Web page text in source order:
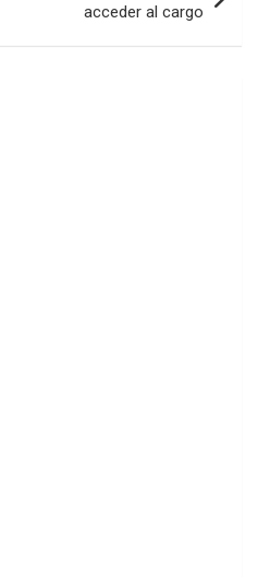
acceder al cargo